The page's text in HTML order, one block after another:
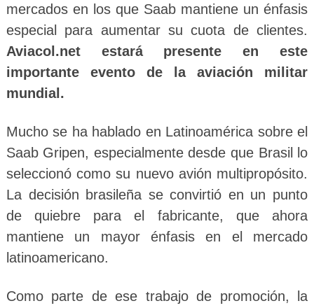
mercados en los que Saab mantiene un énfasis
especial para aumentar su cuota de clientes.
Aviacol.net estará presente en este
importante evento de la aviación militar
mundial.
Mucho se ha hablado en Latinoamérica sobre el
Saab Gripen, especialmente desde que Brasil lo
seleccionó como su nuevo avión multipropósito.
La decisión brasileña se convirtió en un punto
de quiebre para el fabricante, que ahora
mantiene un mayor énfasis en el mercado
latinoamericano.
Como parte de ese trabajo de promoción, la